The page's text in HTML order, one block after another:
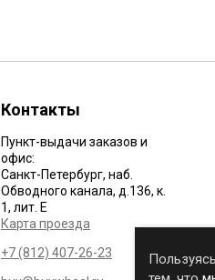
Контакты
Пункт-выдачи заказов и
офис:
Санкт-Петербург, наб.
Обводного канала, д.136, к.
1, лит. Е
Карта проезда
+7 (812) 407-26-23